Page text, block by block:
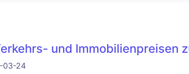
und Immobilienpreisen
03-24